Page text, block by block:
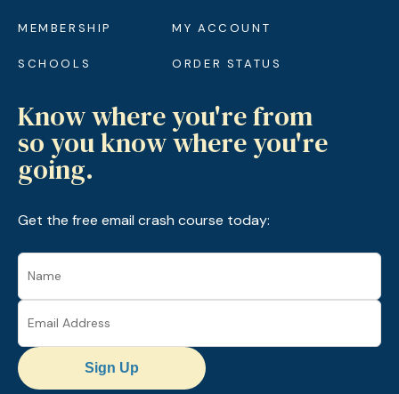
MEMBERSHIP
SCHOOLS
MY ACCOUNT
ORDER STATUS
Know where you're from
so you know where you're
going.
Get the free email crash course today:
Sign Up